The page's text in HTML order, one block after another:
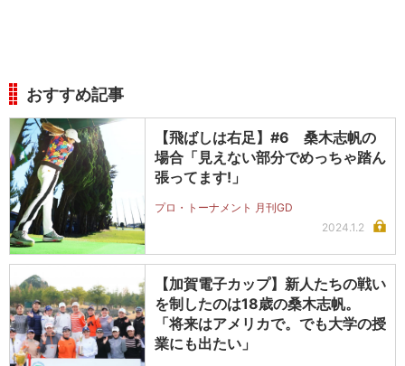
おすすめ記事
【飛ばしは右足】#6 桑木志帆の
場合「見えない部分でめっちゃ踏ん
張ってます!」
プロ・トーナメント 月刊GD
2024.1.2
【加賀電子カップ】新人たちの戦い
を制したのは18歳の桑木志帆。
「将来はアメリカで。でも大学の授
業にも出たい」